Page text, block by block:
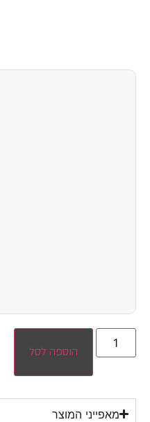
הוספה לסל
מאפייני המוצר